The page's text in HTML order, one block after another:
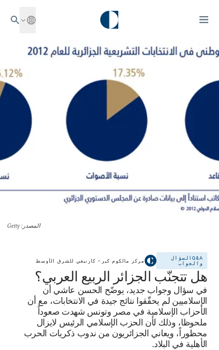
المصدر : Getty
Q&Aالسؤال
والجواب
مركز مالكوم كير– كارنيغي للشرق الأوسط
هل تتجنّب الجزائر الربيع العربي؟
في سؤال وجواب جديد، يوضّح الحسن عاشي أن
الإسلاميين لم يحقّقوا نتائج جيدة في الانتخابات، مع أن
الأحزاب الإسلامية في مصر وتونس شهدت صعوداً
ملحوظا، وذلك لأن الحزب الإسلامي الرئيس لايزال
محظوراً، ويعاني الجزائريون من ندوب ذكريات الحرب
الأهلية في البلاد.